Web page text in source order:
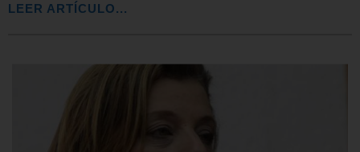
LEER ARTÍCULO...